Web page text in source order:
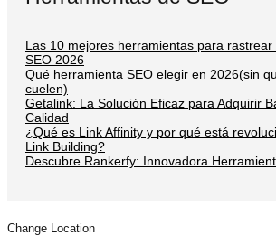
Las 10 mejores herramientas para rastrear
SEO 2026
Qué herramienta SEO elegir en 2026(sin
cuelen)
Getalink: La Solución Eficaz para Adquirir
Calidad
¿Qué es Link Affinity y por qué está
Link Building?
Descubre Rankerfy: Innovadora
Change Location